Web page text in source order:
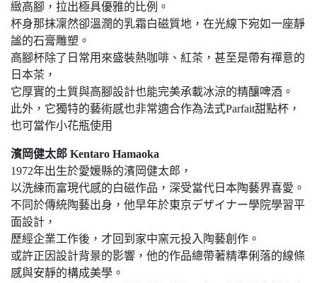
緻高腳，拉出極具優雅的比例。
杯身那抹凜然卻溫潤的乳霜白磁質地，在光線下宛如一座靜
謐的石膏雕塑。
高腳杯除了日常用來盛裝熱咖啡、紅茶，甚至是帶有禪意的
日本茶，
它厚實的土質與高腳設計也能完美承載冰涼的精釀啤酒。
此外，它獨特的藝術感也非常適合作為法式Parfait甜點杯，
也可當作小花瓶使用
濱岡健太郎 Kentaro Hamaoka
1972年出生於愛媛縣的濱岡健太郎，
以洗練而富現代感的白磁作品，深受當代日本陶藝界喜愛。
不同於傳統陶藝出身，他早年於東京デザイナー學院學習平
面設計，
歷經企業工作後，才回到家中窯元投入陶藝創作。
或許正因設計背景的影響，他的作品總帶著精準俐落的線條
感與安靜的構成美學。